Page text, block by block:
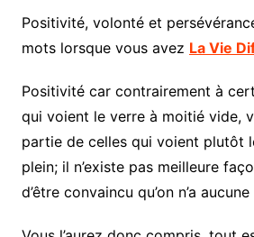
Positivité, volonté et
mots lorsque vous avez La Vie
Positivité car contrairement à
qui voient le verre à moitié vide,
partie de celles qui voient plutôt
plein; il n’existe pas meilleure
d’être convaincu qu’on n’a